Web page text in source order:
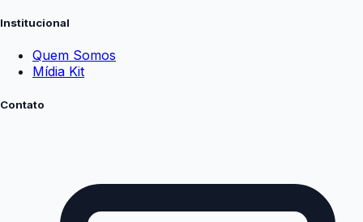
Institucional
Quem Somos
Mídia Kit
Contato